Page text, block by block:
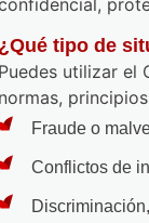
¿Qué tipo de
Puedes utilizar el
normas,
Fraude o
Conflictos de